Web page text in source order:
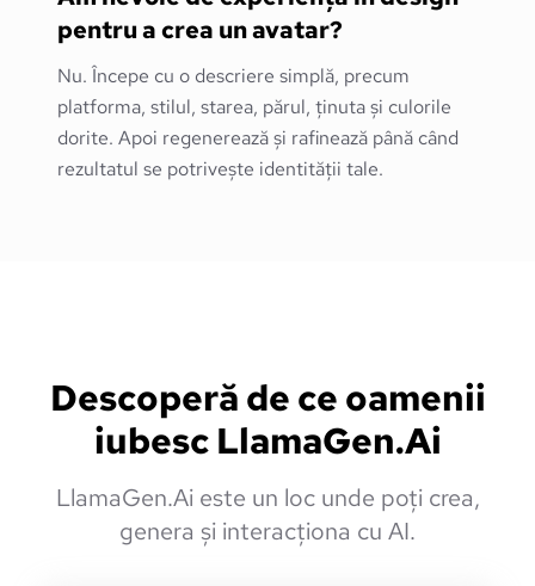
pentru a crea un avatar?
Nu. Începe cu o descriere simplă, precum
platforma, stilul, starea, părul, ținuta și culorile
dorite. Apoi regenerează și rafinează până când
rezultatul se potrivește identității tale.
Descoperă de ce oamenii
iubesc LlamaGen.Ai
LlamaGen.Ai este un loc unde poți crea,
genera și interacționa cu AI.